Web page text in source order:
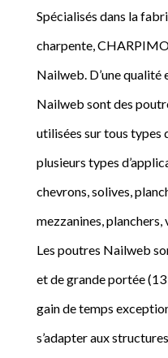
Spécialisés dans la
charpente,
Nailweb. D’une qualité
Nailweb sont des
utilisées sur tous types
plusieurs types
chevrons, solives,
mezzanines, planchers,
Les poutres Nailweb
et de grande portée
gain de temps
s’adapter aux